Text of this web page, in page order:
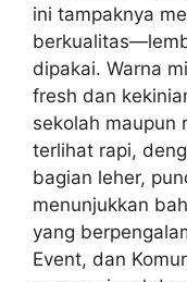
ini tampaknya
dipakai. Warna
fresh dan
sekolah maupun
terlihat rapi,
bagian leher,
menunjukkan
yang
Event, dan